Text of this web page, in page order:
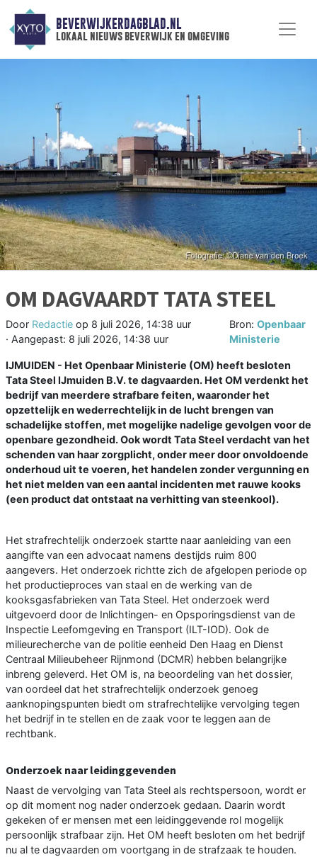
BEVERWIJKERDAGBLAD.NL
lokaal nieuws beverwijk en omgeving
OM DAGVAARDT TATA STEEL
Door Redactie op 8 juli 2026, 14:38 uur
· Aangepast: 8 juli 2026, 14:38 uur
Bron: Openbaar
Ministerie
IJMUIDEN - Het Openbaar Ministerie (OM) heeft besloten
Tata Steel IJmuiden B.V. te dagvaarden. Het OM verdenkt het
bedrijf van meerdere strafbare feiten, waaronder het
opzettelijk en wederrechtelijk in de lucht brengen van
schadelijke stoffen, met mogelijke nadelige gevolgen voor de
openbare gezondheid. Ook wordt Tata Steel verdacht van het
schenden van haar zorgplicht, onder meer door onvoldoende
onderhoud uit te voeren, het handelen zonder vergunning en
het niet melden van een aantal incidenten met rauwe kooks
(een product dat ontstaat na verhitting van steenkool).
Het strafrechtelijk onderzoek startte naar aanleiding van een
aangifte van een advocaat namens destijds ruim 800
aangevers. Het onderzoek richtte zich de afgelopen periode op
het productieproces van staal en de werking van de
kooksgasfabrieken van Tata Steel. Het onderzoek werd
uitgevoerd door de Inlichtingen- en Opsporingsdienst van de
Inspectie Leefomgeving en Transport (ILT-IOD). Ook de
milieurecherche van de politie eenheid Den Haag en Dienst
Centraal Milieubeheer Rijnmond (DCMR) hebben belangrijke
inbreng geleverd. Het OM is, na beoordeling van het dossier,
van oordeel dat het strafrechtelijk onderzoek genoeg
aanknopingspunten biedt om strafrechtelijke vervolging tegen
het bedrijf in te stellen en de zaak voor te leggen aan de
rechtbank.
Onderzoek naar leidinggevenden
Naast de vervolging van Tata Steel als rechtspersoon, wordt er
op dit moment nog nader onderzoek gedaan. Daarin wordt
gekeken of er mensen met een leidinggevende rol mogelijk
persoonlijk strafbaar zijn. Het OM heeft besloten om het bedrijf
nu al te dagvaarden om voortgang in de strafzaak te houden.